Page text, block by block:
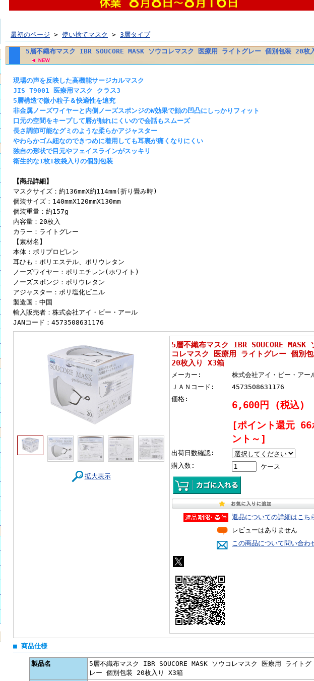
最初のページ > 使い捨てマスク > 3層タイプ
5層不織布マスク IBR SOUCORE MASK ソウコレマスク 医療用 ライトグレー 個別包装 20枚
現場の声を反映した高機能サージカルマスク
JIS T9001 医療用マスク クラス3
5層構造で微小粒子＆快適性を追究
非金属ノーズワイヤーと内側ノーズスポンジのW効果で顔の凹凸にしっかりフィット
口元の空間をキープして唇が触れにくいので会話もスムーズ
長さ調節可能なグミのような柔らかアジャスター
やわらかゴム紐なのできつめに着用しても耳裏が痛くなりにくい
独自の形状で目元やフェイスラインがスッキリ
衛生的な1枚1枚袋入りの個別包装
【商品詳細】
マスクサイズ：約136mmX約114mm(折り畳み時)
個装サイズ：140mmX120mmX130mm
個装重量：約157g
内容量：20枚入
カラー：ライトグレー
【素材名】
本体：ポリプロピレン
耳ひも：ポリエステル、ポリウレタン
ノーズワイヤー：ポリエチレン(ホワイト)
ノーズスポンジ：ポリウレタン
アジャスター：ポリ塩化ビニル
製造国：中国
輸入販売者：株式会社アイ・ビー・アール
JANコード：4573508631176
拡大表示
5層不織布マスク IBR SOUCORE MASK
コレマスク 医療用 ライトグレー 個別
20枚入り X3箱
メーカー:
株式会社アイ・ビー・アー
ＪＡＮコード:
4573508631176
価格:
6,600円 (税込)
[ポイント還元 66
ント～]
出荷日数確認:
購入数:
ケース
返品についての詳細はこち
レビューはありません
この商品について問い合わ
■ 商品仕様
製品名
5層不織布マスク IBR SOUCORE MASK ソウコレマスク 医療用 ライトグ
レー 個別包装 20枚入り X3箱